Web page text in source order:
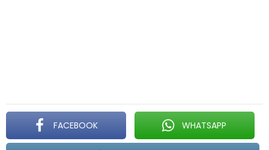
FACEBOOK WHATSAPP